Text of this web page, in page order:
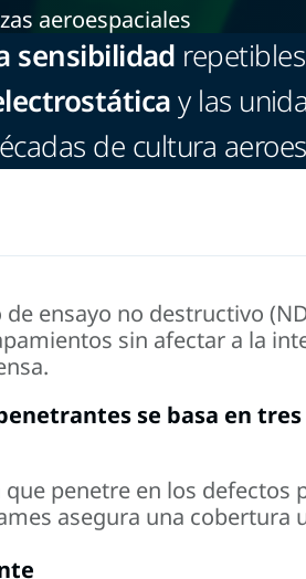
aeroespaciales
sensibilidad
y las
de cultura
ensayo no destructivo
sin afectar a la
se basa en tres
penetre en los defectos
asegura una